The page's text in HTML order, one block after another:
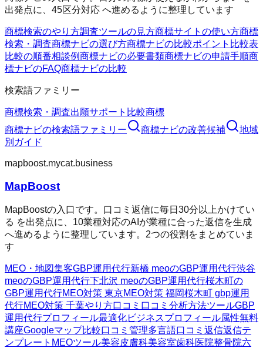
出発点に、45区分対応 へ進めるように整理しています
商標検索のやり方調査ツールの見方商標サイトの使い方商標
検索・調査商標ナビの選び方商標ナビの比較ポイント 比較表
比較の順番相談例商標ナビの必要書類商標ナビの申請手順商
標ナビのFAQ商標ナビの比較
検索語ファミリー
商標検索・調査出願サポート 比較商標
商標ナビの検索語ファミリー 商標ナビの改善候補
地域
別ガイド
mapboost.mycat.business
MapBoost
MapBoostの入口です。口コミ返信に毎日30分以上かけてい
る を出発点に、10業種対応のAIが業種に合った返信を生成
へ進めるように整理しています。2つの役割をまとめていま
す
MEO・地図集客GBP運用代行新橋 meoのGBP運用代行渋谷
meoのGBP運用代行下北沢 meoのGBP運用代行桜木町の
GBP運用代行MEO対策 東京MEO対策 福岡桜木町 gbp運用
代行MEO対策 千葉やり方口コミ 口コミ分析方法ツールGBP
運用代行プロフィール最適化ビジネスプロフィール属性無料
講座Googleマップ比較口コミ管理多言語口コミ返信返信テ
ンプレート MEOツール美容皮膚科美容室歯科医院整骨院六